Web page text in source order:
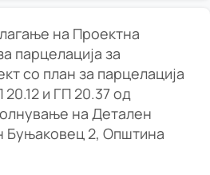
на Проектна
парцелација за
со план за парцелација
и ГП 20.37 од
на Детален
Буњаковец 2, Општина